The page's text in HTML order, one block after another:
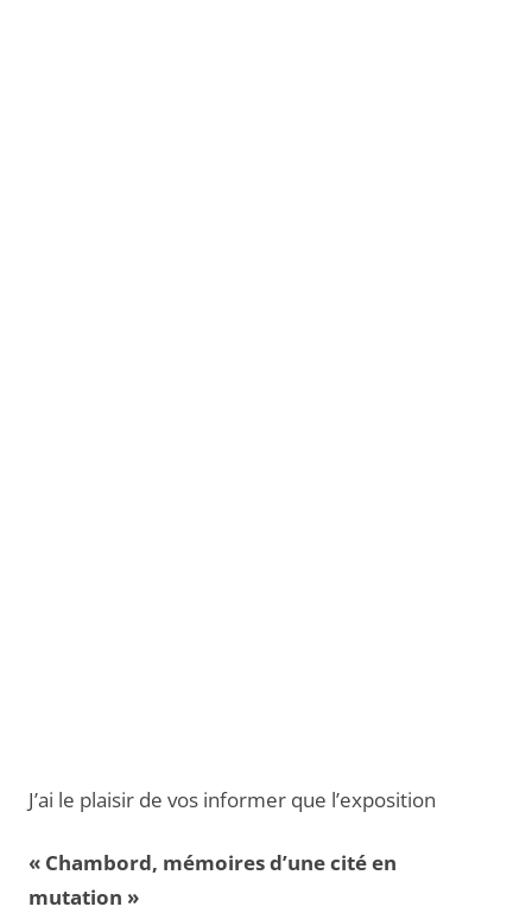
J’ai le plaisir de vos informer que l’exposition
« Chambord, mémoires d’une cité en
mutation »